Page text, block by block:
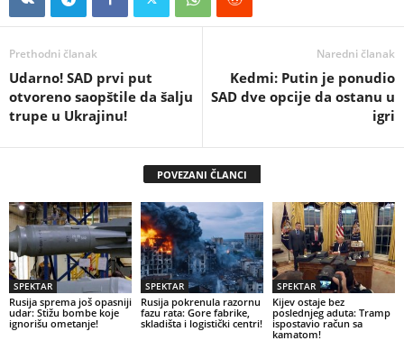
Prethodni članak
Udarno! SAD prvi put
otvoreno saopštile da šalju
trupe u Ukrajinu!
Naredni članak
Kedmi: Putin je ponudio
SAD dve opcije da ostanu u
igri
POVEZANI ČLANCI
SPEKTAR
Rusija sprema još opasniji
udar: Stižu bombe koje
ignorišu ometanje!
SPEKTAR
Rusija pokrenula razornu
fazu rata: Gore fabrike,
skladišta i logistički centri!
SPEKTAR
Kijev ostaje bez
poslednjeg aduta: Tramp
ispostavio račun sa
kamatom!